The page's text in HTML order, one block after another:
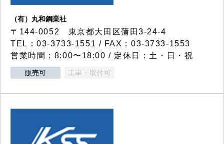
（有）丸和鋼業社
〒144-0052 東京都大田区蒲田3-24-4
TEL：03-3733-1551 / FAX：03-3733-1553
営業時間：8:00〜18:00 / 定休日：土・日・祝
販売可 工事・取付可